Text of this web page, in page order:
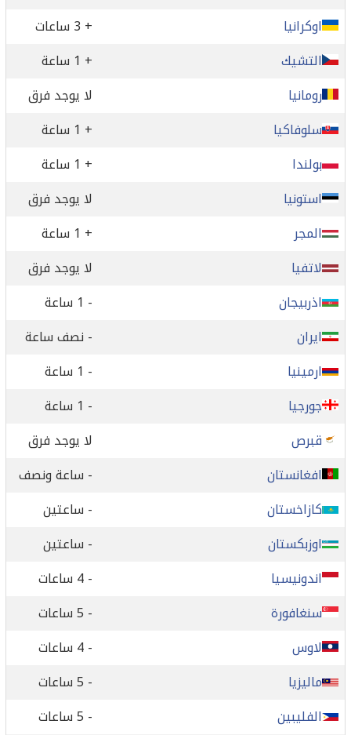
اوكرانيا
+ 3 ساعات
التشيك
+ 1 ساعة
رومانيا
لا يوجد فرق
سلوفاكيا
+ 1 ساعة
بولندا
+ 1 ساعة
استونيا
لا يوجد فرق
المجر
+ 1 ساعة
لاتفيا
لا يوجد فرق
اذربيجان
- 1 ساعة
ايران
- نصف ساعة
ارمينيا
- 1 ساعة
جورجيا
- 1 ساعة
قبرص
لا يوجد فرق
افغانستان
- ساعة ونصف
كازاخستان
- ساعتين
اوزبكستان
- ساعتين
اندونيسيا
- 4 ساعات
سنغافورة
- 5 ساعات
لاوس
- 4 ساعات
ماليزيا
- 5 ساعات
الفليبين
- 5 ساعات